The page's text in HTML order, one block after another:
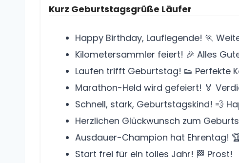
Kurz Geburtstagsgrüße Läufer
Happy Birthday, Lauflegende! 🏃
Kilometersammler feiert! 🎉 Alles
Laufen trifft Geburtstag! 👟 Perfekte
Marathon-Held wird gefeiert! 🏅
Schnell, stark, Geburtstagskind! 💨
Herzlichen Glückwunsch zum
Ausdauer-Champion hat Ehrentag!
Start frei für ein tolles Jahr! 🏁 Prost!